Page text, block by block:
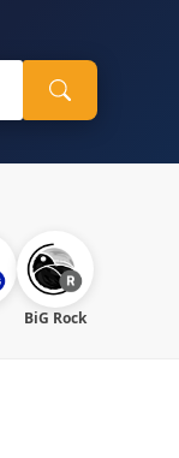
BiG Rock